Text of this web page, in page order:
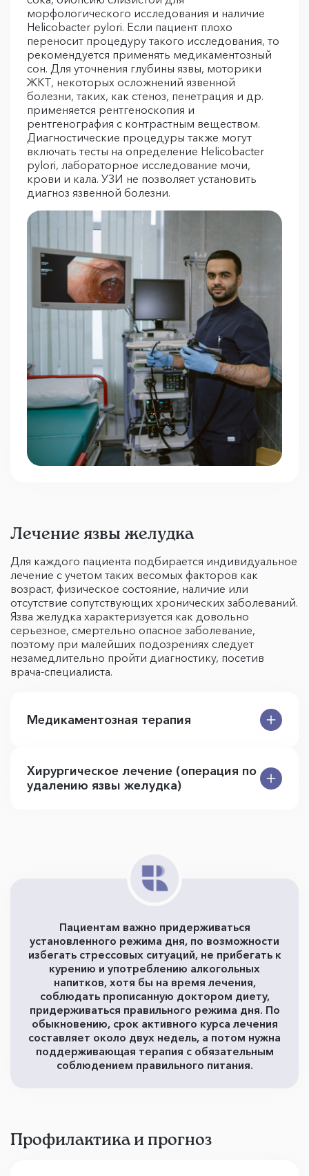
морфологического исследования и наличие
Helicobacter pylori. Если пациент плохо
переносит процедуру такого исследования, то
рекомендуется применять медикаментозный
сон. Для уточнения глубины язвы, моторики
ЖКТ, некоторых осложнений язвенной
болезни, таких, как стеноз, пенетрация и др.
применяется рентгеноскопия и
рентгенография с контрастным веществом.
Диагностические процедуры также могут
включать тесты на определение Helicobacter
pylori, лабораторное исследование мочи,
крови и кала. УЗИ не позволяет установить
диагноз язвенной болезни.
Лечение язвы желудка
Для каждого пациента подбирается индивидуальное
лечение с учетом таких весомых факторов как
возраст, физическое состояние, наличие или
отсутствие сопутствующих хронических заболеваний.
Язва желудка характеризуется как довольно
серьезное, смертельно опасное заболевание,
поэтому при малейших подозрениях следует
незамедлительно пройти диагностику, посетив
врача-специалиста.
Медикаментозная терапия
Хирургическое лечение (операция по
удалению язвы желудка)
Пациентам важно придерживаться
установленного режима дня, по возможности
избегать стрессовых ситуаций, не прибегать к
курению и употреблению алкогольных
напитков, хотя бы на время лечения,
соблюдать прописанную доктором диету,
придерживаться правильного режима дня. По
обыкновению, срок активного курса лечения
составляет около двух недель, а потом нужна
поддерживающая терапия с обязательным
соблюдением правильного питания.
Профилактика и прогноз